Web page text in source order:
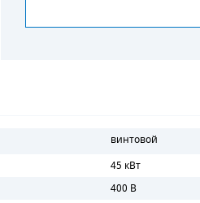
винтовой
45 кВт
400 В